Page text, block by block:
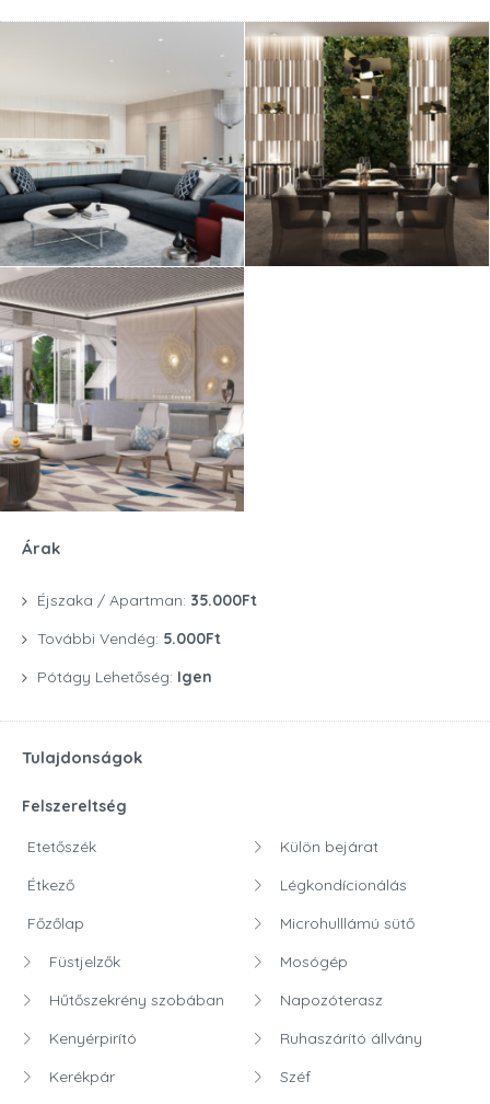
Árak
Éjszaka / Apartman: 35.000Ft
További Vendég: 5.000Ft
Pótágy Lehetőség: Igen
Tulajdonságok
Felszereltség
Etetőszék
Étkező
Főzőlap
Füstjelzők
Hűtőszekrény szobában
Kenyérpirító
Kerékpár
Külön bejárat
Légkondícionálás
Microhulllámú sütő
Mosógép
Napozóterasz
Ruhaszárító állvány
Széf